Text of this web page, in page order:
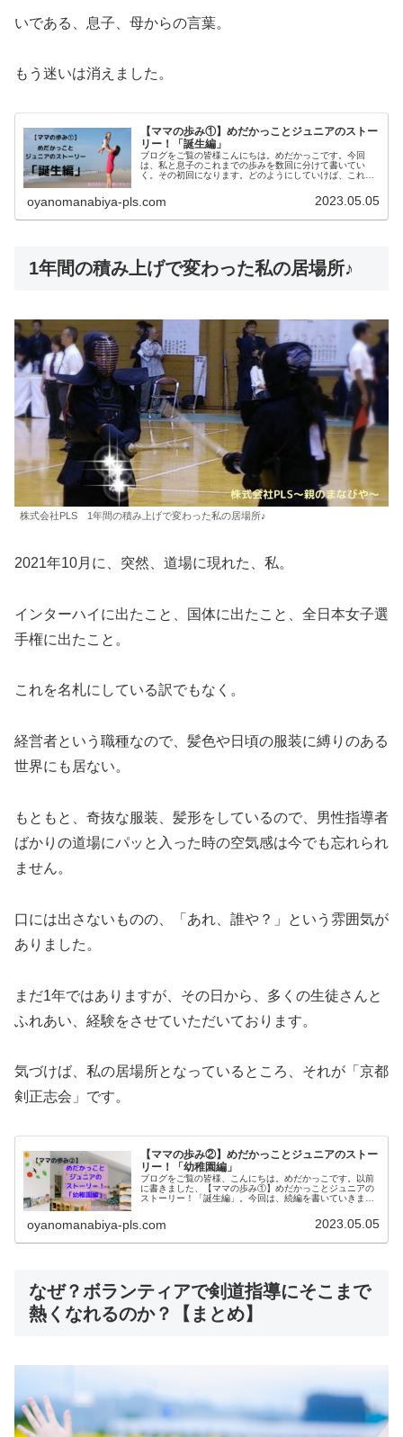
いである、息子、母からの言葉。
もう迷いは消えました。
【ママの歩み①】めだかっことジュニアのストー
リー！「誕生編」
ブログをご覧の皆様こんにちは。めだかっこです。今回
は、私と息子のこれまでの歩みを数回に分けて書いてい
く。その初回になります。どのようにしていけば、これほ
oyanomanabiya-pls.com 2023.05.05
1年間の積み上げで変わった私の居場所♪
株式会社PLS 1年間の積み上げで変わった私の居場所♪
2021年10月に、突然、道場に現れた、私。
インターハイに出たこと、国体に出たこと、全日本女子選
手権に出たこと。
これを名札にしている訳でもなく。
経営者という職種なので、髪色や日頃の服装に縛りのある
世界にも居ない。
もともと、奇抜な服装、髪形をしているので、男性指導者
ばかりの道場にパッと入った時の空気感は今でも忘れられ
ません。
口には出さないものの、「あれ、誰や？」という雰囲気が
ありました。
まだ1年ではありますが、その日から、多くの生徒さんと
ふれあい、経験をさせていただいております。
気づけば、私の居場所となっているところ、それが「京都
剣正志会」です。
【ママの歩み②】めだかっことジュニアのストー
リー！「幼稚園編」
ブログをご覧の皆様、こんにちは。めだかっこです。以前
に書きました、【ママの歩み①】めだかっことジュニアの
ストーリー！「誕生編」。今回は、続編を書いていきま
oyanomanabiya-pls.com 2023.05.05
なぜ？ボランティアで剣道指導にそこまで
熱くなれるのか？【まとめ】